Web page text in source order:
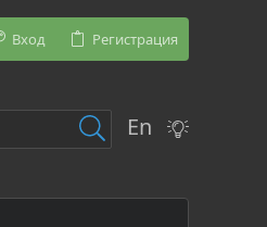
Вход Регистрация
En